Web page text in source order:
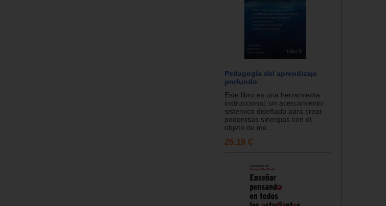
Pedagogía del aprendizaje
profundo
Este libro es una herramienta
instruccional; un acercamiento
sistémico diseñado para crear
poderosas sinergias con el
objeto de me...
25.19 €